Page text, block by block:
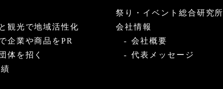
観光で地域活性化
企業や商品をPR
体を招く
祭り・イベント総合研究所
会社情報
会社概要
代表メッセージ